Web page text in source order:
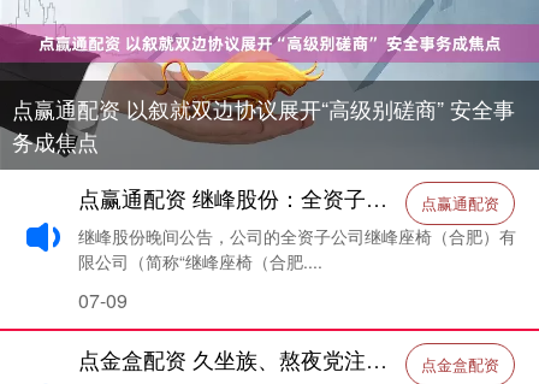
点赢通配资 以叙就双边协议展开“高级别磋商” 安全事
务成焦点
点赢通配资 继峰股份：全资子公司获得乘用车座椅总成项目定点
点赢通配资
继峰股份晚间公告，公司的全资子公司继峰座椅（合肥）有
限公司（简称“继峰座椅（合肥....
07-09
点金盒配资 久坐族、熬夜党注意了！前列腺炎最爱找这几类人，快看看有没有你 点金盒配资